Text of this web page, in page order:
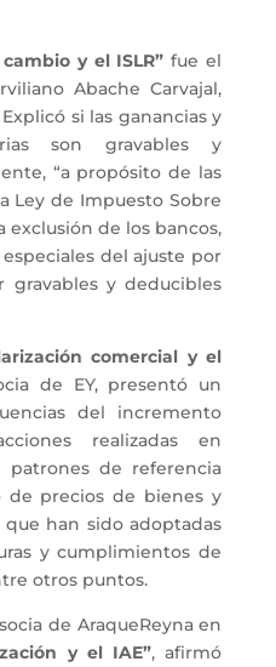
y el ISLR” fue el
Abache Carvajal,
Explicó si las ganancias y
son gravables y
“a propósito de las
Ley de Impuesto Sobre
exclusión de los bancos,
del ajuste por
gravables y deducibles
comercial y el
de EY, presentó un
del incremento
realizadas en
patrones de referencia
de precios de bienes y
que han sido adoptadas
y cumplimientos de
otros puntos.
de AraqueReynaen
y el IAE”, afirmó